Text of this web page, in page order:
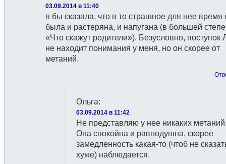
03.09.2014 в 11:40
я бы сказала, что в то страшное для нее время
была и растеряна, и напугана (в большей
«Что скажут родители»). Безусловно, поступок
не находит понимания у меня, но он скорее от
метаний.
Ольга:
03.09.2014 в 11:42
Не представляю у нее никаких
Она спокойна и равнодушна, скорее
замедленность какая-то (чтоб не
хуже) наблюдается.